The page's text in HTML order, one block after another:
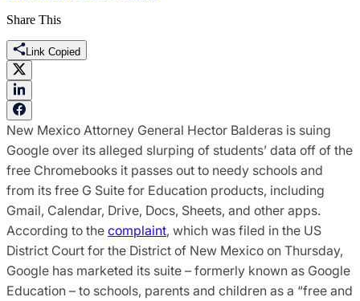
Share This
Link Copied
New Mexico Attorney General Hector Balderas is suing
Google over its alleged slurping of students’ data off of the
free Chromebooks it passes out to needy schools and
from its free G Suite for Education products, including
Gmail, Calendar, Drive, Docs, Sheets, and other apps.
According to the complaint, which was filed in the US
District Court for the District of New Mexico on Thursday,
Google has marketed its suite – formerly known as Google
Education – to schools, parents and children as a “free and